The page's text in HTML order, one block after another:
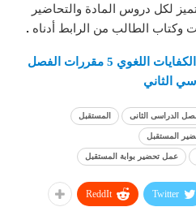
لكل دروس المادة والتحاضير
وكتاب الطالب من الرابط أدناه .
تحضير بوابة المستقبل مادة الكفايات اللغوي 5 مقررات الفصل
الثاني
الدراسى الثانى المستقبل
المستقبل
عمل تحضير بوابة المستقبل
Twitter
ReddIt